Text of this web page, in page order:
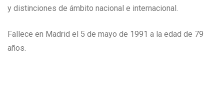
y distinciones de ámbito nacional e internacional.
Fallece en Madrid el 5 de mayo de 1991 a la edad de 79
años.